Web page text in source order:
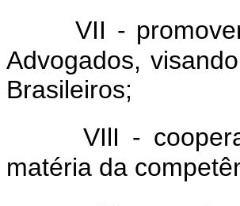
VII -
Advogados,
Brasileiros;
VIlI -
matéria da